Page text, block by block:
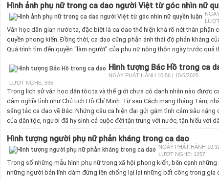
Hình ảnh phụ nữ trong ca dao người Việt từ góc nhìn nữ
Văn học dân gian nước ta, đặc biệt là ca dao thể hiện khá rõ nét thân phận
quyền phong kiến. Đồng thời, ca dao cũng phản ánh thái độ phản kháng
Quá trình tìm đến quyền “làm người” của phụ nữ nông thôn ngày trước quả
Hình tượng Bác Hồ trong ca
NGÀY PHÁT HÀNH 10:56 | 15/5/2025
LƯỢT NGHE: 595
Trong lịch sử văn học dân tộc ta và thế giới chưa có danh nhân nào được
đậm nghĩa tình như Chủ tịch Hồ Chí Minh. Từ sau Cách mạng tháng Tám,
sáng tác ca dao về Bác. Những câu ca hiện đại gửi gắm tình cảm sâu
của dân tộc, người đã hy sinh cả cuộc đời tận trung với nước, tận hiếu với
Hình tượng người phụ nữ phản kháng trong ca dao
NGÀY PHÁT HÀNH
LƯỢT NGHE: 1257
Trong số những mẫu hình phụ nữ trong xã hội phong kiến, bên cạnh
những người bản lĩnh dám đứng lên chống lại lại những bất công trong gia